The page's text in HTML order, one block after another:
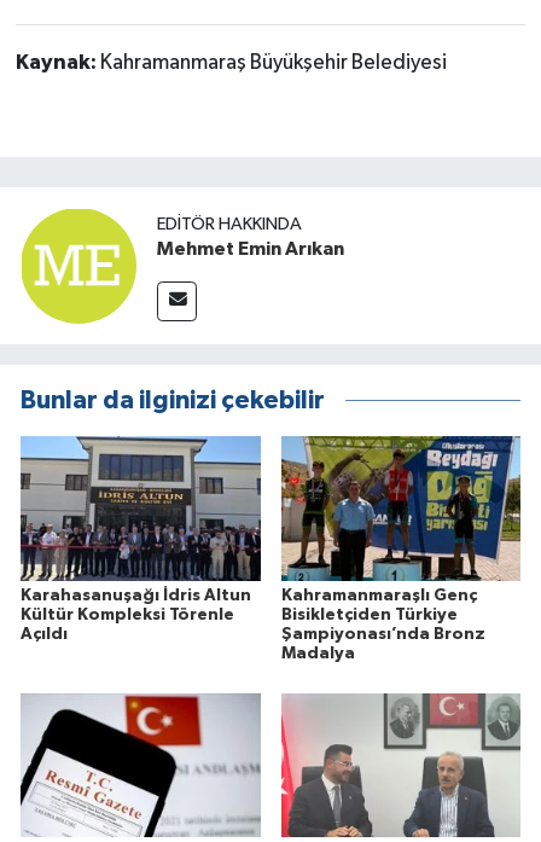
Kaynak: Kahramanmaraş Büyükşehir Belediyesi
EDITÖR HAKKINDA
Mehmet Emin Arıkan
Bunlar da ilginizi çekebilir
Karahasanuşağı İdris Altun
Kültür Kompleksi Törenle
Açıldı
Kahramanmaraşlı Genç
Bisikletçiden Türkiye
Şampiyonası’nda Bronz
Madalya